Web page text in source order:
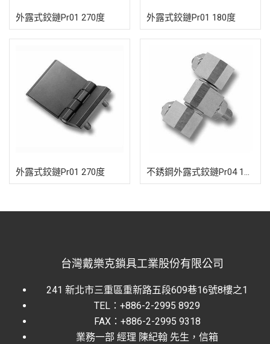
外露式鉸鏈Pr01 270度 外露式鉸鏈Pr01 180度
外露式鉸鏈Pr01 270度 不銹鋼外露式鉸鏈Pr04 180度
台灣戴樂克鎖具工業股份有限公司
241 新北市三重區重新路五段609巷16號8樓之1
TEL：+886-2-2995 8929
FAX：+886-2-2995 9318
業務一部 經理 陳紀翰 先生，信箱